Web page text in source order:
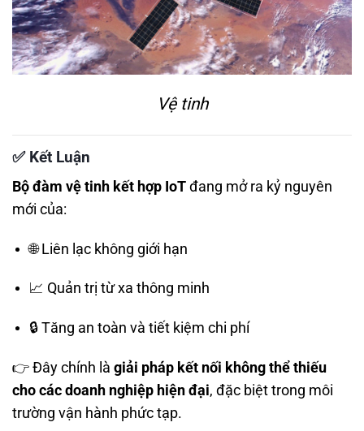
Vệ tinh
✅ Kết Luận
Bộ đàm vệ tinh kết hợp IoT đang mở ra kỷ nguyên
mới của:
🌐 Liên lạc không giới hạn
📈 Quản trị từ xa thông minh
🔒 Tăng an toàn và tiết kiệm chi phí
👉 Đây chính là giải pháp kết nối không thể thiếu
cho các doanh nghiệp hiện đại, đặc biệt trong môi
trường vận hành phức tạp.